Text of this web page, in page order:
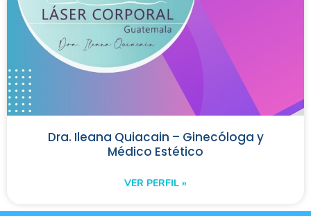
Dra. Ileana Quiacain – Ginecóloga y
Médico Estético
VER PERFIL »